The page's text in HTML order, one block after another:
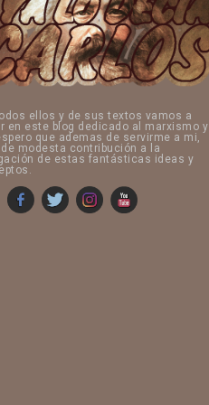
ellos y de sus textos vamos a
en este blog dedicado al marxismo y
que ademas de servirme a mi,
modesta contribución a la
de estas fantásticas ideas y